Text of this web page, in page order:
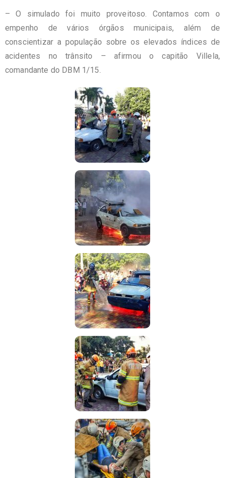
– O simulado foi muito proveitoso. Contamos com o
empenho de vários órgãos municipais, além de
conscientizar a população sobre os elevados índices de
acidentes no trânsito – afirmou o capitão Villela,
comandante do DBM 1/15.